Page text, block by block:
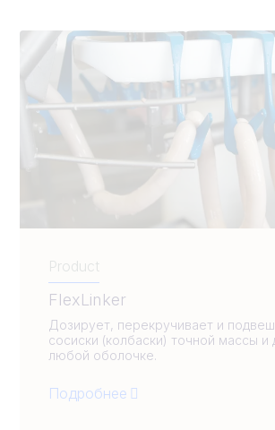
Product
FlexLinker
Дозирует, перекручивает и
сосиски (колбаски) точной массы и
любой оболочке.
Подробнее